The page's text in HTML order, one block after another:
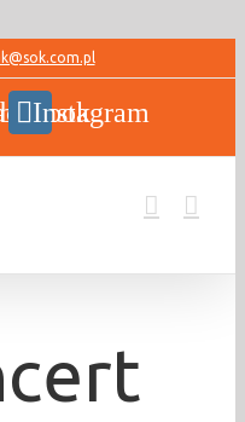
Instagram